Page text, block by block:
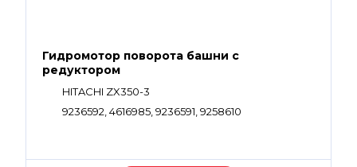
Гидромотор поворота башни с
редуктором
HITACHI ZX350-3
9236592, 4616985, 9236591, 9258610